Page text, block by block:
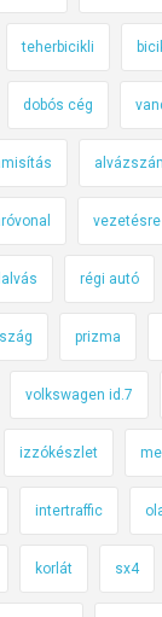
teherbicikli
dobós cég
régi autó
prizma
volkswagen id.7
izzókészlet
intertraffic
korlát sx4